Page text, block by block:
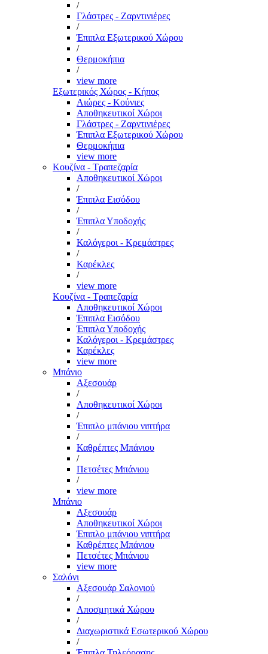
/
Γλάστρες - Ζαρντινιέρες
/
Έπιπλα Εξωτερικού Χώρου
/
Θερμοκήπια
/
view more
Εξωτερικός Χώρος - Κήπος
Αιώρες - Κούνιες
Αποθηκευτικοί Χώροι
Γλάστρες - Ζαρντινιέρες
Έπιπλα Εξωτερικού Χώρου
Θερμοκήπια
view more
Κουζίνα - Τραπεζαρία
Αποθηκευτικοί Χώροι
/
Έπιπλα Εισόδου
/
Έπιπλα Υποδοχής
/
Καλόγεροι - Κρεμάστρες
/
Καρέκλες
/
view more
Κουζίνα - Τραπεζαρία
Αποθηκευτικοί Χώροι
Έπιπλα Εισόδου
Έπιπλα Υποδοχής
Καλόγεροι - Κρεμάστρες
Καρέκλες
view more
Μπάνιο
Αξεσουάρ
/
Αποθηκευτικοί Χώροι
/
Έπιπλο μπάνιου νιπτήρα
/
Καθρέπτες Μπάνιου
/
Πετσέτες Μπάνιου
/
view more
Μπάνιο
Αξεσουάρ
Αποθηκευτικοί Χώροι
Έπιπλο μπάνιου νιπτήρα
Καθρέπτες Μπάνιου
Πετσέτες Μπάνιου
view more
Σαλόνι
Αξεσουάρ Σαλονιού
/
Αποσμητικά Χώρου
/
Διαχωριστικά Εσωτερικού Χώρου
/